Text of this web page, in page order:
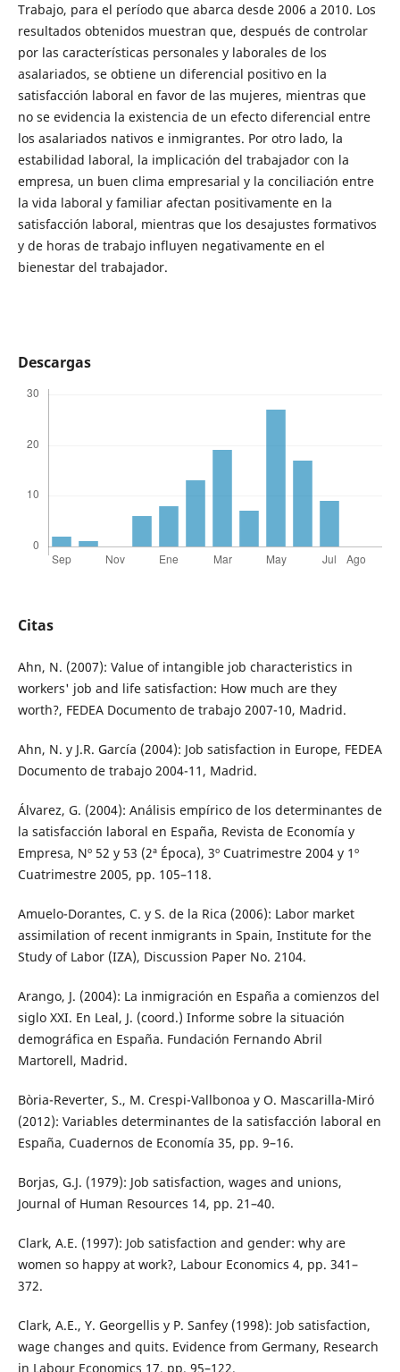
Trabajo, para el período que abarca desde 2006 a 2010. Los
resultados obtenidos muestran que, después de controlar
por las características personales y laborales de los
asalariados, se obtiene un diferencial positivo en la
satisfacción laboral en favor de las mujeres, mientras que
no se evidencia la existencia de un efecto diferencial entre
los asalariados nativos e inmigrantes. Por otro lado, la
estabilidad laboral, la implicación del trabajador con la
empresa, un buen clima empresarial y la conciliación entre
la vida laboral y familiar afectan positivamente en la
satisfacción laboral, mientras que los desajustes formativos
y de horas de trabajo influyen negativamente en el
bienestar del trabajador.
Descargas
Citas
Ahn, N. (2007): Value of intangible job characteristics in
workers' job and life satisfaction: How much are they
worth?, FEDEA Documento de trabajo 2007-10, Madrid.
Ahn, N. y J.R. García (2004): Job satisfaction in Europe, FEDEA
Documento de trabajo 2004-11, Madrid.
Álvarez, G. (2004): Análisis empírico de los determinantes de
la satisfacción laboral en España, Revista de Economía y
Empresa, Nº 52 y 53 (2ª Época), 3º Cuatrimestre 2004 y 1º
Cuatrimestre 2005, pp. 105–118.
Amuelo-Dorantes, C. y S. de la Rica (2006): Labor market
assimilation of recent inmigrants in Spain, Institute for the
Study of Labor (IZA), Discussion Paper No. 2104.
Arango, J. (2004): La inmigración en España a comienzos del
siglo XXI. En Leal, J. (coord.) Informe sobre la situación
demográfica en España. Fundación Fernando Abril
Martorell, Madrid.
Bòria-Reverter, S., M. Crespi-Vallbonoa y O. Mascarilla-Miró
(2012): Variables determinantes de la satisfacción laboral en
España, Cuadernos de Economía 35, pp. 9–16.
Borjas, G.J. (1979): Job satisfaction, wages and unions,
Journal of Human Resources 14, pp. 21–40.
Clark, A.E. (1997): Job satisfaction and gender: why are
women so happy at work?, Labour Economics 4, pp. 341–
372.
Clark, A.E., Y. Georgellis y P. Sanfey (1998): Job satisfaction,
wage changes and quits. Evidence from Germany, Research
in Labour Economics 17, pp. 95–122.